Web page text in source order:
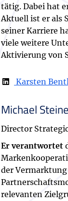
tätig. Dabei hat
Aktuell ist er als
seiner Karriere
viele weitere
Aktivierung von
Karsten
Michael
Director
Er verantwortet
der
relevanten